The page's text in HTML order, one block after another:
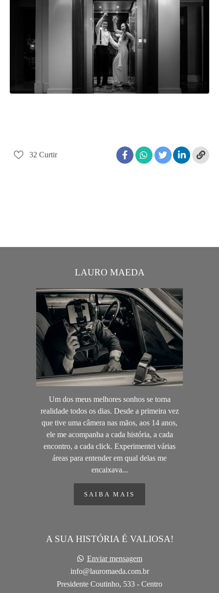
32 Curtir
LAURO MAEDA
Um dos meus melhores sonhos se torna
realidade todos os dias. Desde a primeira vez
que tive uma câmera nas mãos, aos 14 anos,
ele me acompanha a cada história, a cada
encontro, a cada click. Experimentei várias
áreas para entender em qual delas me
encaixava...
SAIBA MAIS
A SUA HISTÓRIA É VALIOSA!
Enviar mensagem
info@lauromaeda.com.br
Presidente Coutinho, 533 - Centro